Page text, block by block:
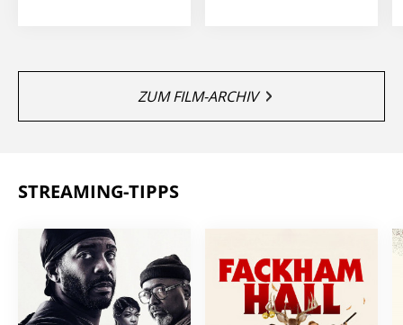
ZUM FILM-ARCHIV
STREAMING-TIPPS